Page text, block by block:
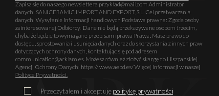
Zapisz się do naszego newslettera przykład@mail.com Administrator
danych: SANICERAMIC IMPORT AND EXPORT, S.L. Cel przetwarzania
danych: Wysyłanie informacji handlowych Podstawa prawna: Zgoda osoby
zainteresowanej Odbiorcy: Dane nie będą przekazywane osobom trzecim,
chyba że będzie to wymagane przepisami prawa Prawa: Masz prawo do
dostępu, sprostowania i usunięcia danych oraz do skorzystania z innych praw
dotyczących ochrony danych, kontaktując się pod adresem
communication@arklam.es. Możesz również złożyć skargę do Hiszpańskiej
Agencji Ochrony Danych: https:// www.aepd.es/ Więcej informacji w naszej
Polityce Prywatności.
Przeczytałem i akceptuję politykę prywatności